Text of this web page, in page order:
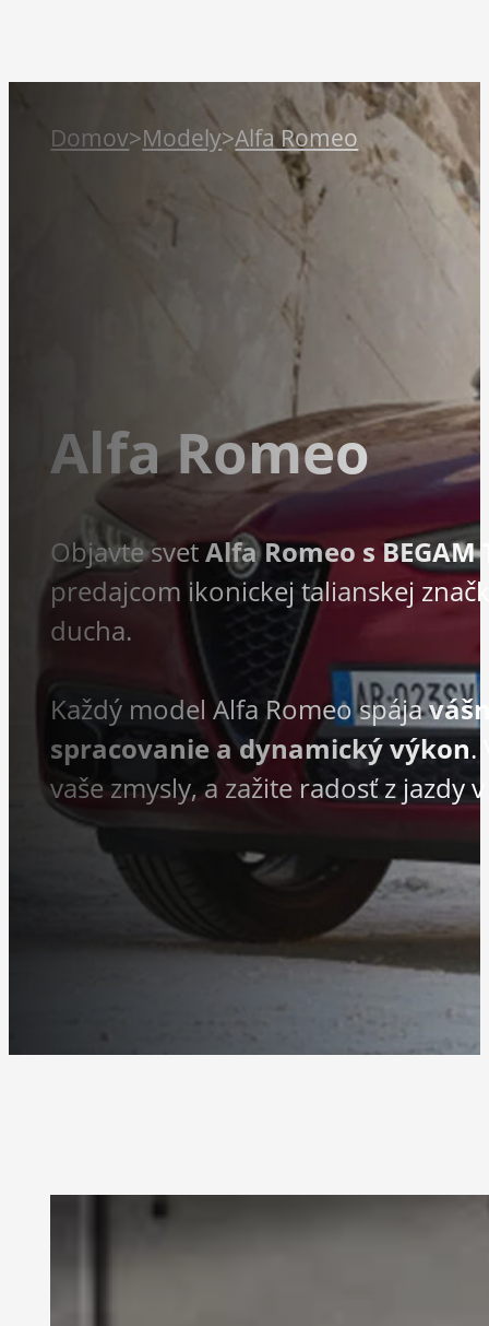
Domov>Modely>Alfa Romeo
Alfa Romeo
Objavte svetAlfa Romeo s
predajcom ikonickej talianskej
ducha.
Každý model Alfa Romeo spája
spracovanie a dynamický výkon.
vaše zmysly, a zažite radosť z jazdy